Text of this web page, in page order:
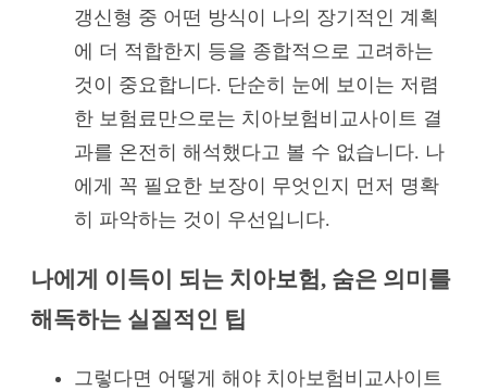
갱신형 중 어떤 방식이 나의 장기적인 계획
에 더 적합한지 등을 종합적으로 고려하는
것이 중요합니다. 단순히 눈에 보이는 저렴
한 보험료만으로는 치아보험비교사이트 결
과를 온전히 해석했다고 볼 수 없습니다. 나
에게 꼭 필요한 보장이 무엇인지 먼저 명확
히 파악하는 것이 우선입니다.
나에게 이득이 되는 치아보험, 숨은 의미를
해독하는 실질적인 팁
그렇다면 어떻게 해야 치아보험비교사이트